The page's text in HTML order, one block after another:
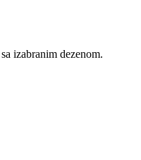
izabranim dezenom.